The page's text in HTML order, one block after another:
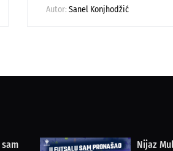
Autor: Sanel Konjhodžić
Nijaz